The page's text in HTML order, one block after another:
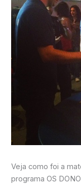
Veja como foi a
programa OS